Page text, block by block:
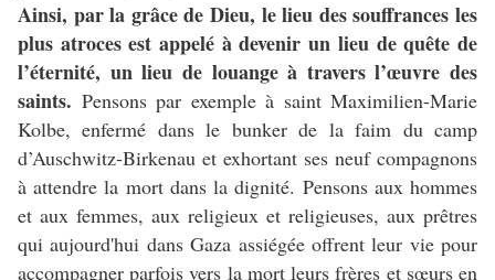
Ainsi, par la grâce de Dieu, le lieu des souffrances les
plus atroces est appelé à devenir un lieu de quête de
l’éternité, un lieu de louange à travers l’œuvre des
saints. Pensons par exemple à saint Maximilien-Marie
Kolbe, enfermé dans le bunker de la faim du camp
d’Auschwitz-Birkenau et exhortant ses neuf compagnons
à attendre la mort dans la dignité. Pensons aux hommes
et aux femmes, aux religieux et religieuses, aux prêtres
qui aujourd'hui dans Gaza assiégée offrent leur vie pour
accompagner parfois vers la mort leurs frères et sœurs en